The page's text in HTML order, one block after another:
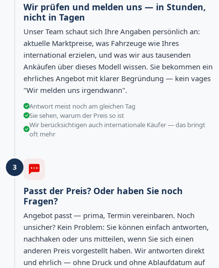
Wir prüfen und melden uns — in Stunden,
nicht in Tagen
Unser Team schaut sich Ihre Angaben persönlich an:
aktuelle Marktpreise, was Fahrzeuge wie Ihres
international erzielen, und was wir aus tausenden
Ankäufen über dieses Modell wissen. Sie bekommen ein
ehrliches Angebot mit klarer Begründung — kein vages
"Wir melden uns irgendwann".
Antwort meist noch am gleichen Tag
Sie sehen, warum der Preis so ist
Wir berücksichtigen auch internationale Käufer — das bringt
oft mehr
3
Passt der Preis? Oder haben Sie noch
Fragen?
Angebot passt — prima, Termin vereinbaren. Noch
unsicher? Kein Problem: Sie können einfach antworten,
nachhaken oder uns mitteilen, wenn Sie sich einen
anderen Preis vorgestellt haben. Wir antworten direkt
und ehrlich — ohne Druck und ohne Ablaufdatum auf